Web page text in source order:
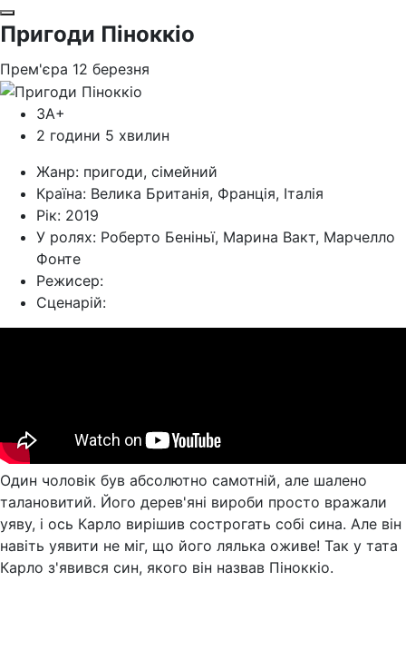
Пригоди Піноккіо
Прем'єра 12 березня
ЗА+
2 години 5 хвилин
Жанр: пригоди, сімейний
Країна: Велика Британія, Франція, Італія
Рік: 2019
У ролях: Роберто Беніньї, Марина Вакт, Марчелло
Фонте
Режисер:
Cценарій:
Один чоловік був абсолютно самотній, але шалено
талановитий. Його дерев'яні вироби просто вражали
уяву, і ось Карло вирішив сострогать собі сина. Але він
навіть уявити не міг, що його лялька оживе! Так у тата
Карло з'явився син, якого він назвав Піноккіо.